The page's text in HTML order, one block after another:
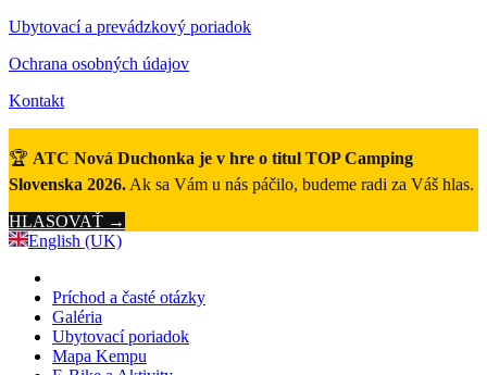
Ubytovací a prevádzkový poriadok
Ochrana osobných údajov
Kontakt
🏆 ATC Nová Duchonka je v hre o titul TOP Camping
Slovenska 2026. Ak sa Vám u nás páčilo, budeme radi za Váš hlas.
HLASOVAŤ →
English (UK)
Príchod a časté otázky
Galéria
Ubytovací poriadok
Mapa Kempu